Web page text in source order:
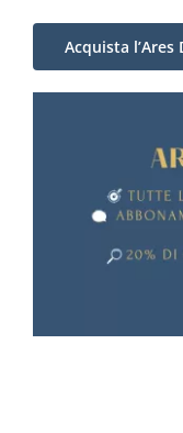
Acquista l’Ares